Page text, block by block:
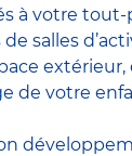
à votre tout-
salles
de votre